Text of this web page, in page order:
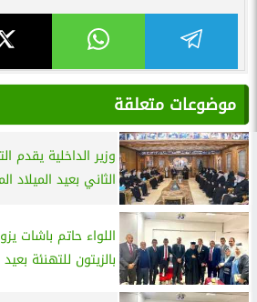
موضوعات متعلقة
وزير الداخلية يقدم
الثاني بعيد الميلاد
اللواء حاتم باشات
بالزيتون للتهنئة